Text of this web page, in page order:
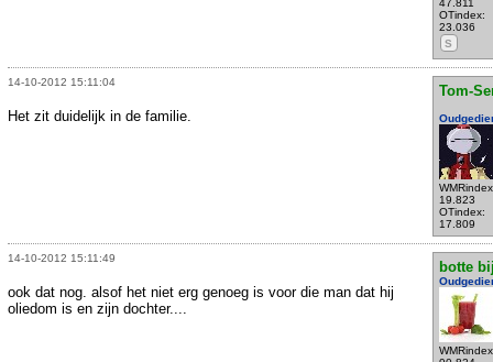
47.811
OTindex:
23.036
S
14-10-2012 15:11:04
Tom-
19.823
OTindex:
17.809
Het zit duidelijk in de familie.
14-10-2012 15:11:49
botte
ook dat nog. alsof het niet erg genoeg is voor die man dat hij
oliedom is en zijn dochter....